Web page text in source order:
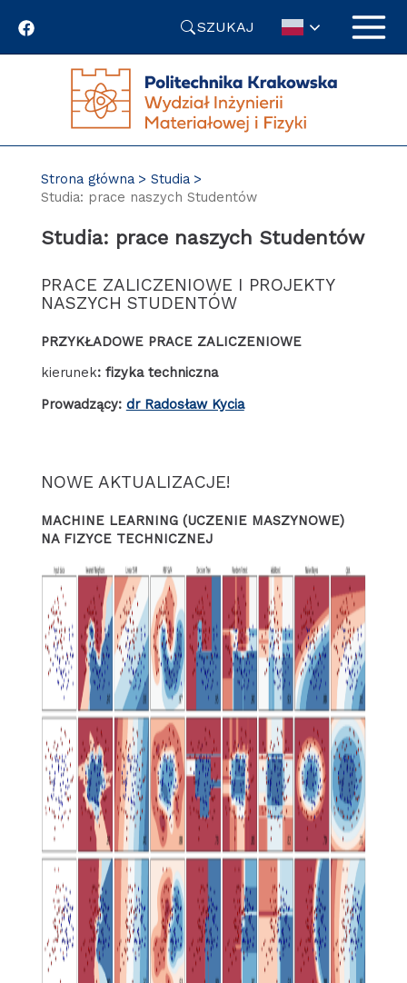
SZUKAJ
Strona główna
Studia
Studia: prace naszych Studentów
Studia: prace naszych Studentów
PRACE ZALICZENIOWE I PROJEKTY
NASZYCH STUDENTÓW
PRZYKŁADOWE PRACE ZALICZENIOWE
kierunek: fizyka techniczna
Prowadzący: dr Radosław Kycia
NOWE AKTUALIZACJE!
MACHINE LEARNING (UCZENIE MASZYNOWE)
NA FIZYCE TECHNICZNEJ